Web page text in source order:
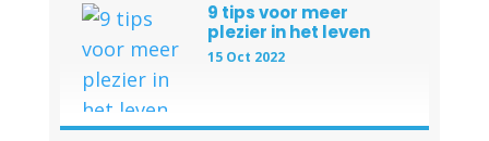
9 tips voor meer
plezier in het leven
15 Oct 2022